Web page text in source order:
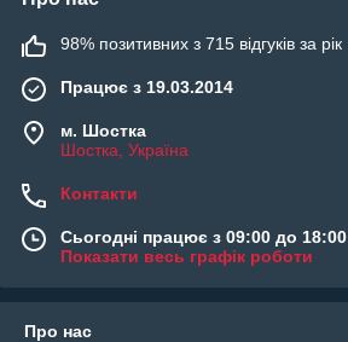
98% позитивних з 715 відгуків за рік
Працює з 19.03.2014
м. Шостка
Шостка, Україна
Контакти
Сьогодні працює з 09:00 до 18:00
Показати весь графік роботи
Про нас